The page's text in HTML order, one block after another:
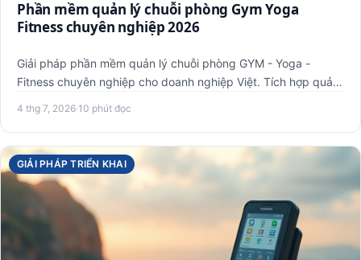
Phần mềm quản lý chuỗi phòng Gym Yoga
Fitness chuyên nghiệp 2026
Giải pháp phần mềm quản lý chuỗi phòng GYM - Yoga -
Fitness chuyên nghiệp cho doanh nghiệp Việt. Tích hợp quản
4 thg 7, 2026·10 phút đọc
GIẢI PHÁP TRIỂN KHAI